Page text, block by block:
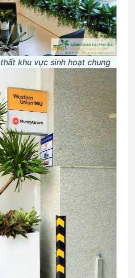
khu vực sinh hoạt chung